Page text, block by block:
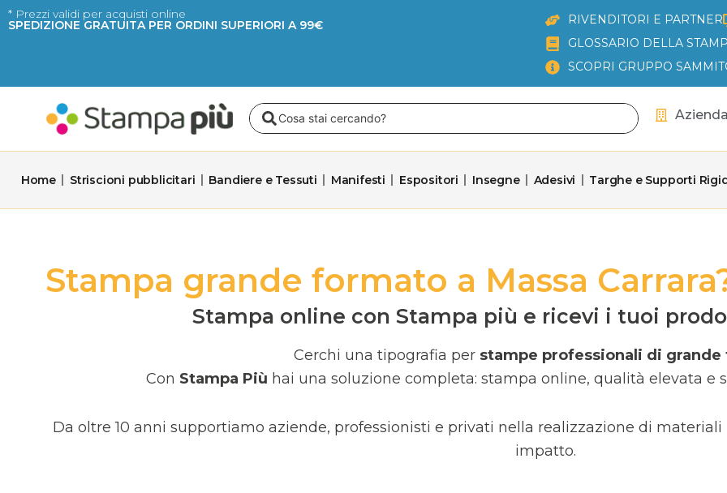
Vai
al
* Prezzi validi per acquisti online
SPEDIZIONE GRATUITA PER ORDINI SUPERIORI A 99€ RIVENDITORI E PARTNER
GLOSSARIO DELLA
SCOPRI GRUPPO
Search
Azienda
Home Striscioni pubblicitari Bandiere e Tessuti Manifesti Espositori Insegne Adesivi Targhe e Supporti
Stampa grande formato a Massa
Stampa online con Stampa più e ricevi i tuoi
Cerchi una tipografia per stampe professionali di
Con Stampa Più hai una soluzione completa: stampa online, qualità elevata e
Da oltre 10 anni supportiamo aziende, professionisti e privati nella realizzazione di
impatto.